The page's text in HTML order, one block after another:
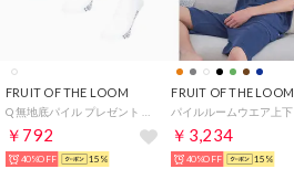
FRUIT OF THE LOOM
￥792
40%OFF 15%
FRUIT OF THE LOOM
￥3,234
40%OFF 15%